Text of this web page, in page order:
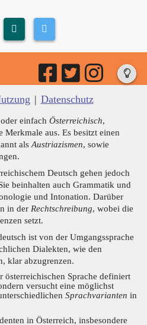
| Datenschutz
einfach Österreichisch,
Merkmale aus. Es besitzt einen
als Austriazismen, sowie
Deutsch gehen jedoch
beinhalten auch Grammatik und
und Intonation. Darüber
in der Rechtschreibung, wobei die
setzt.
ist von der Umgangssprache
Dialekten, wie den
klar abzugrenzen.
österreichischen Sprache definiert
versucht eine möglichst
Sprachvarianten in
in Österreich, insbesondere